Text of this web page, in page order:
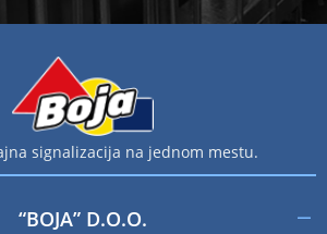
signalizacija na jednom mestu.
“BOJA” D.O.O.